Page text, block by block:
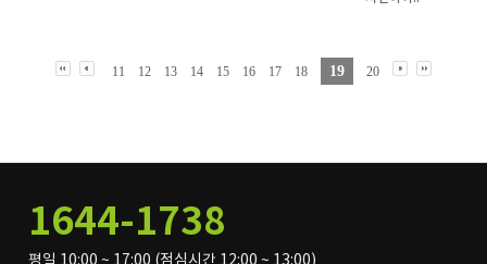
11 12 13 14 15 16 17 18 19 20
1644-1738
평일 10:00 ~ 17:00 (점심시간 12:00 ~ 13:00)